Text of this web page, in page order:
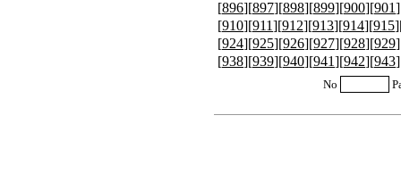
[896][897][898][899][900][901
[910][911][912][913][914][915
[924][925][926][927][928][929
[938][939][940][941][942][943
No